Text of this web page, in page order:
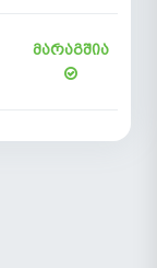
მარაგშია